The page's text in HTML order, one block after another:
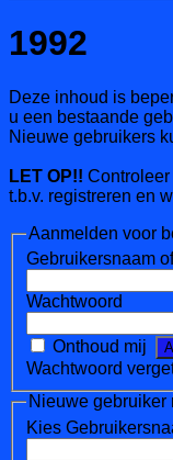
1992
Deze inhoud is
u een bestaande
Nieuwe gebruikers
LET OP!!
t.b.v. registreren en
Aanmelden voor
Gebruikersnaam
Wachtwoord
Onthoud mij
Wachtwoord
Nieuwe gebruiker
Kies